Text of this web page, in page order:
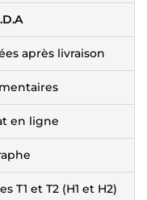
après livraison
en ligne
T1 et T2 (H1 et H2)